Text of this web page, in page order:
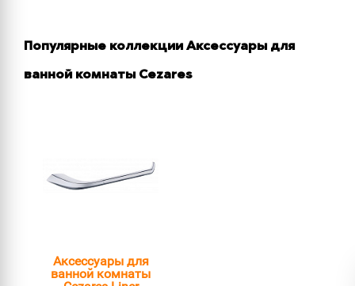
Популярные коллекции Аксессуары для
ванной комнаты Cezares
Аксессуары для
ванной комнаты